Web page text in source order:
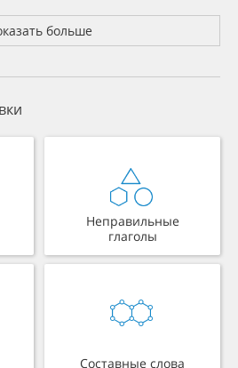
больше
Неправильные
глаголы
Составные слова